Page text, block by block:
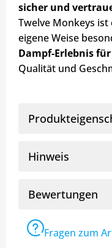
sicher und
Twelve Monkeys
eigene Weise
Dampf-Erlebnis
Qualität und
Hinweis
Bewertungen
Fragen zum